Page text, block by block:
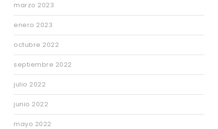
marzo 2023
enero 2023
octubre 2022
septiembre 2022
julio 2022
junio 2022
mayo 2022